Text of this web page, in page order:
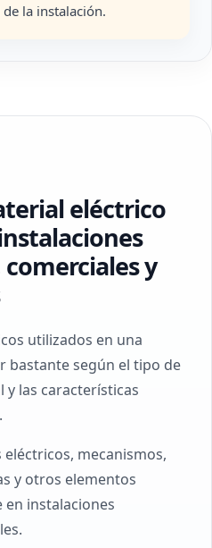
la instalación.
eléctrico
y
utilizados en una
bastante según el tipo de
y las características
mecanismos,
y otros elementos
instalaciones